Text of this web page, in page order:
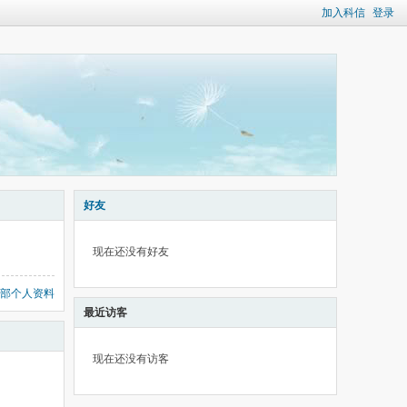
加入科信 登录
个人资料
好友
现在还没有好友
最近访客
现在还没有访客